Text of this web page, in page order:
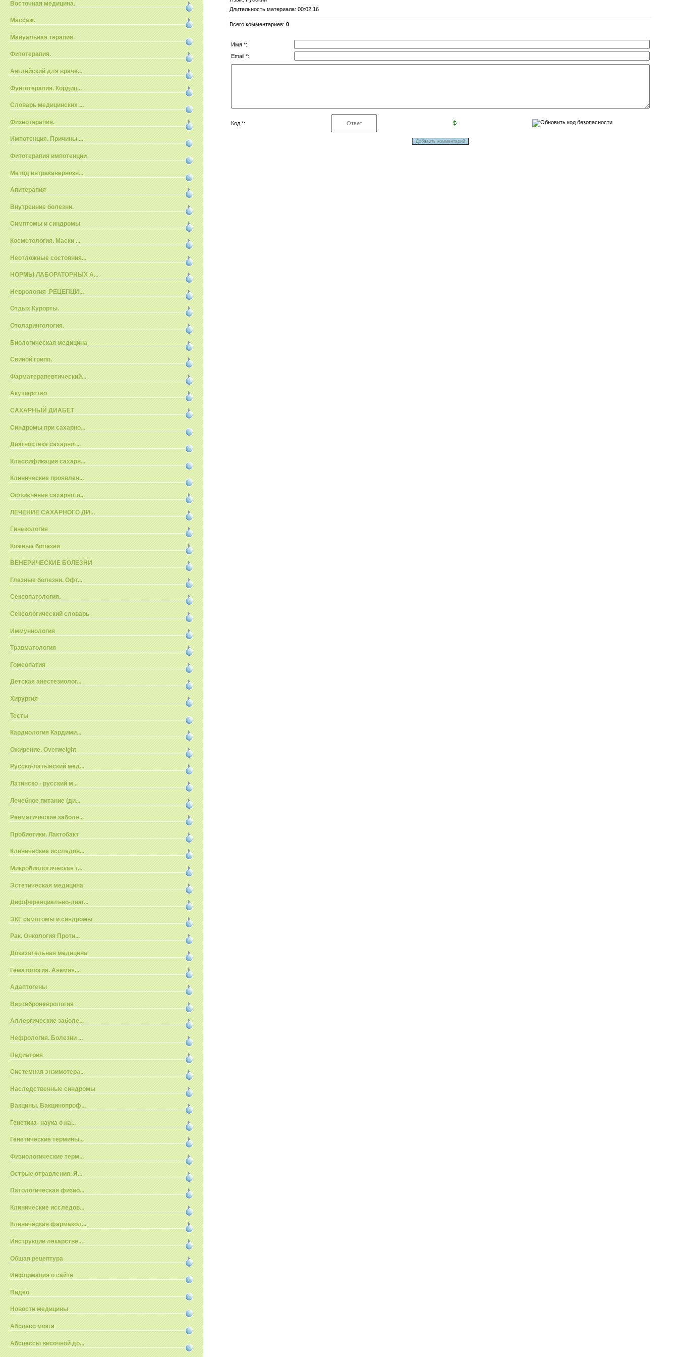
Восточная медицина.
Массаж.
Мануальная терапия.
Фитотерапия.
Английский для враче...
Фунготерапия. Кордиц...
Словарь медицинских ...
Физиотерапия.
Импотенция. Причины....
Фитотерапия импотенции
Метод интракавернозн...
Апитерапия
Внутренние болезни.
Симптомы и синдромы
Косметология. Маски ...
Неотложные состояния...
НОРМЫ ЛАБОРАТОРНЫХ А...
Неврология .РЕЦЕПЦИ...
Отдых Курорты.
Отоларингология.
Биологическая медицина
Свиной грипп.
Фарматерапевтический...
Акушерство
САХАРНЫЙ ДИАБЕТ
Синдромы при сахарно...
Диагностика сахарног...
Классификация сахарн...
Клинические проявлен...
Осложнения сахарного...
ЛЕЧЕНИЕ САХАРНОГО ДИ...
Гинекология
Кожные болезни
ВЕНЕРИЧЕСКИЕ БОЛЕЗНИ
Глазные болезни. Офт...
Сексопатология.
Сексологический словарь
Иммуннология
Травматология
Гомеопатия
Детская анестезиолог...
Хирургия
Тесты
Кардиология Кардими...
Ожирение. Overweight
Русско-латынский мед...
Латинско - русский м...
Лечебное питание (ди...
Ревматические заболе...
Пробиотики. Лактобакт
Клинические исследов...
Микробиологическая т...
Эстетическая медицина
Дифференциально-диаг...
ЭКГ симптомы и синдромы
Рак. Онкология Проти...
Доказательная медицина
Гематология. Анемия....
Адаптогены
Вертеброневрология
Аллергические заболе...
Нефрология. Болезни ...
Педиатрия
Системная энзимотера...
Наследственные синдромы
Вакцины. Вакцинопроф...
Генетика- наука о на...
Генетические термины...
Физиологические терм...
Острые отравления. Я...
Патологическая физио...
Клинические исследов...
Клиническая фармакол...
Инструкции лекарстве...
Общая рецептура
Информация о сайте
Видео
Новости медицины
Абсцесс мозга
Абсцессы височной до...
Длительность материала: 00:02:16
Всего комментариев:0
Имя *:
Email *:
Код *: